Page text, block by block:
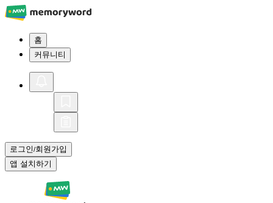
홈
커뮤니티
로그인/회원가입
앱 설치하기